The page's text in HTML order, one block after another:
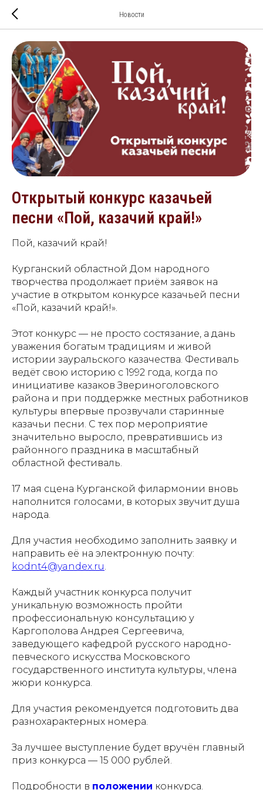
Новости
Открытый конкурс казачьей
песни «Пой, казачий край!»
Пой, казачий край!
Курганский областной Дом народного
творчества продолжает приём заявок на
участие в открытом конкурсе казачьей песни
«Пой, казачий край!».
Этот конкурс — не просто состязание, а дань
уважения богатым традициям и живой
истории зауральского казачества. Фестиваль
ведёт свою историю с 1992 года, когда по
инициативе казаков Звериноголовского
района и при поддержке местных работников
культуры впервые прозвучали старинные
казачьи песни. С тех пор мероприятие
значительно выросло, превратившись из
районного праздника в масштабный
областной фестиваль.
17 мая сцена Курганской филармонии вновь
наполнится голосами, в которых звучит душа
народа.
Для участия необходимо заполнить заявку и
направить её на электронную почту:
kodnt4@yandex.ru
Каждый участник конкурса получит
уникальную возможность пройти
профессиональную консультацию у
Каргополова Андрея Сергеевича,
заведующего кафедрой русского народно-
певческого искусства Московского
государственного института культуры, члена
жюри конкурса.
Для участия рекомендуется подготовить два
разнохарактерных номера.
За лучшее выступление будет вручён главный
приз конкурса — 15 000 рублей.
Подробности в положении конкурса.